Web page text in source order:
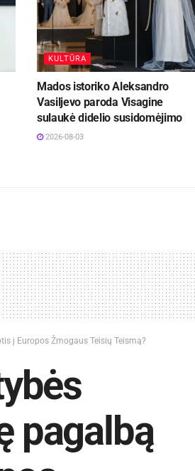
KULTŪRA
Mados istoriko Aleksandro
Vasiljevo paroda Visagine
sulaukė didelio susidomėjimo
2026-08-03
į Europos Žmogaus Teisių Teismą?
pagalbą